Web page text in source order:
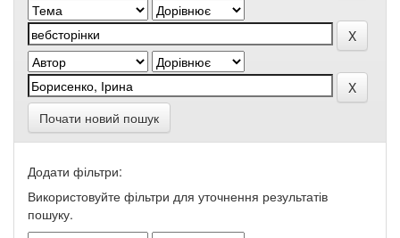
Почати новий пошук
Додати фільтри:
Використовуйте фільтри для уточнення результатів
пошуку.